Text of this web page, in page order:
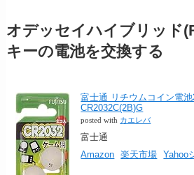
オデッセイハイブリッド
キーの電池を交換する
富士通 リチウムコイン電
CR2032C(2B)G
posted with カエレバ
富士通
Amazon
楽天市場 Yahoo